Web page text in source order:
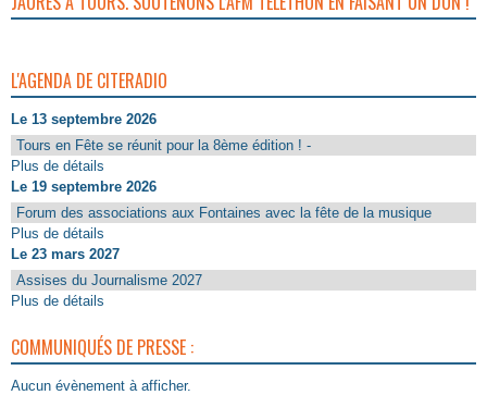
L'AGENDA DE CITERADIO
Le 13 septembre 2026
Tours en Fête se réunit pour la 8ème édition ! -
Plus de détails
Le 19 septembre 2026
Forum des associations aux Fontaines avec la fête de la musique
Plus de détails
Le 23 mars 2027
Assises du Journalisme 2027
Plus de détails
COMMUNIQUÉS DE PRESSE :
Aucun évènement à afficher.